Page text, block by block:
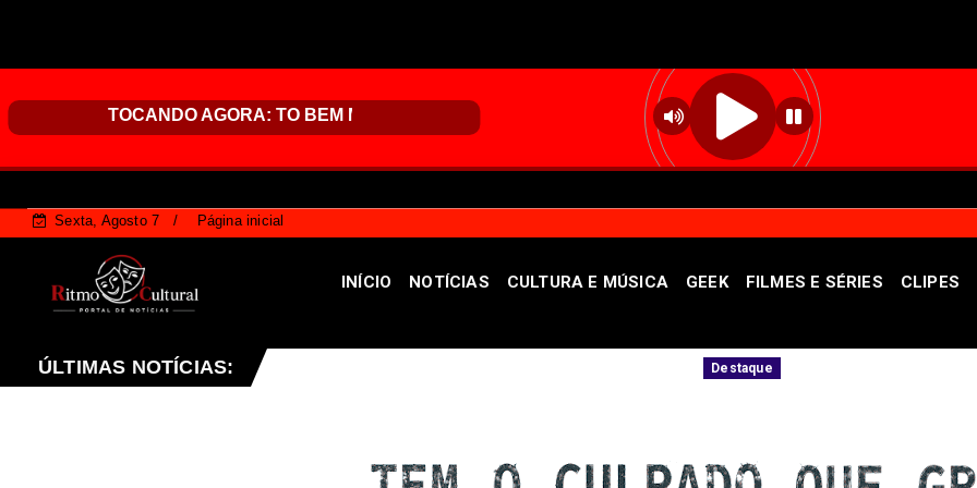
Sexta, Agosto 7 Página inicial
INÍCIO NOTÍCIAS CULTURA E MÚSICA GEEK FILMES E SÉRIES CLIPES
ÚLTIMAS NOTÍCIAS:
quinta saída temporária de custodiados Agências do trabalhador disponibilizam 806 vagas